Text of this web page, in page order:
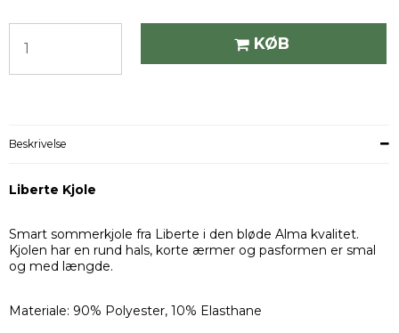
KØB
Beskrivelse
Liberte Kjole
Smart sommerkjole fra Liberte i den bløde Alma kvalitet.
Kjolen har en rund hals, korte ærmer og pasformen er smal
og med længde.
Materiale: 90% Polyester, 10% Elasthane